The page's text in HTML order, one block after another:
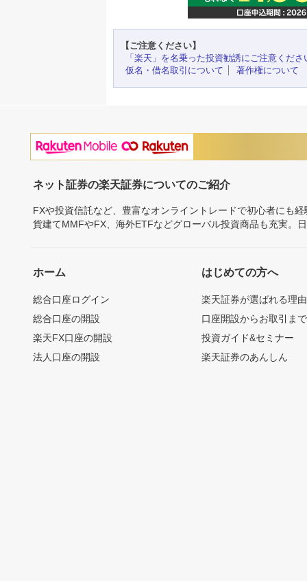
【ご注意ください】
「楽天」を名乗った投資勧誘にご注意くださ
仮名・借名取引について
著作権について
ネット証券の楽天証券についてのご紹介
FXや投資信託など、豊富なオンライントレードで初心者にも
貨建てMMFやFX、海外ETFなどグローバル投資商品も充実。
ホーム
総合口座ログイン
総合口座の開設
楽天FX口座の開設
法人口座の開設
はじめての方へ
楽天証券が選ばれる理由
口座開設からお取引ま
投資ガイド&セミナー
楽天証券のあんしん